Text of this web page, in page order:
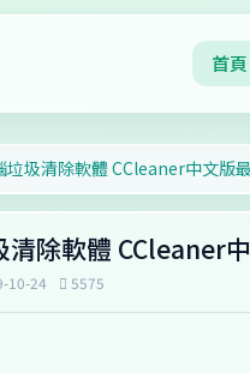
首頁
垃圾清除軟體 CCleaner中文版
清除軟體 CCleaner
10-24 5575